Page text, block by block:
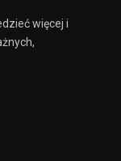
więcej i